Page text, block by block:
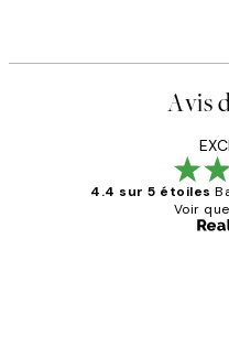
Avis
4.4 sur 5 étoiles
Voir